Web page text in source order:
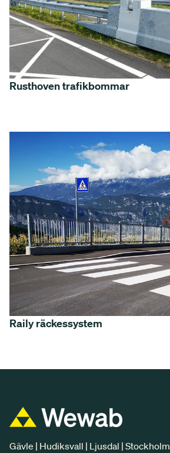
Rusthoven trafikbommar
Raily räckessystem
Gävle | Hudiksvall | Ljusdal | Stockholm